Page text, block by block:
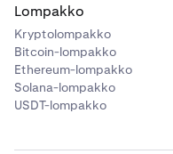
Lompakko
Kryptolompakko
Bitcoin-lompakko
Ethereum-lompakko
Solana-lompakko
USDT-lompakko